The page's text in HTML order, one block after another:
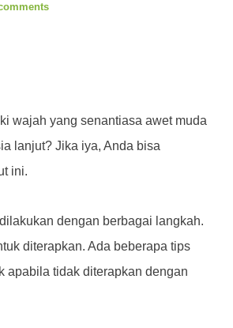
wajah yang senantiasa awet muda
lanjut? Jika iya, Anda bisa
ini.
dengan berbagai langkah.
diterapkan. Ada beberapa tips
apabila tidak diterapkan dengan